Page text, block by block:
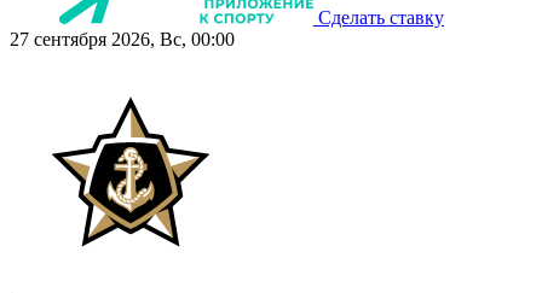
Сделать ставку
27 сентября 2026, Вс, 00:00